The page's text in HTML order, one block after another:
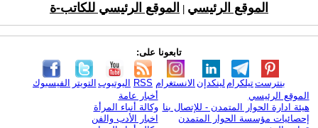
الموقع الرئيسي الموقع الرئيسي للكاتب-ة
تابعونا على:
الفيسبوك التويتر اليوتيوب RSS الانستغرام لينكدإن تيلكرامبنترست
الموقع الرئيسي
هيئة ادارة الحوار المتمدن - للإتصال بنا
إحصائيات مؤسسة الحوار المتمدن
أخبار عامة
وكالة أنباء المرأة
اخبار الأدب والفن